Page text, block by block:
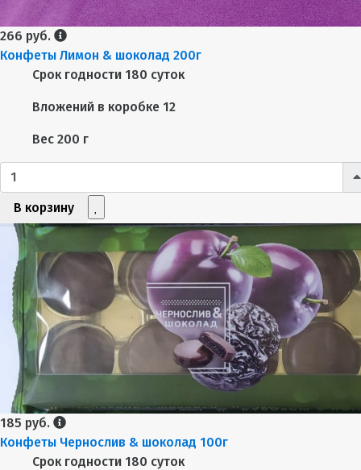
266 руб.
Конфеты Лимон & шоколад 200г
Срок годности 180 суток
Вложений в коробке 12
Вес 200 г
В корзину
185 руб.
Конфеты Чернослив & шоколад 100г
Срок годности 180 суток